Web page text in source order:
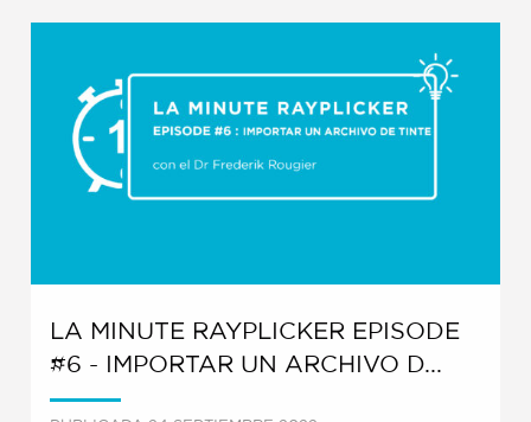
LA MINUTE RAYPLICKER EPISODE
#6 - IMPORTAR UN ARCHIVO D...